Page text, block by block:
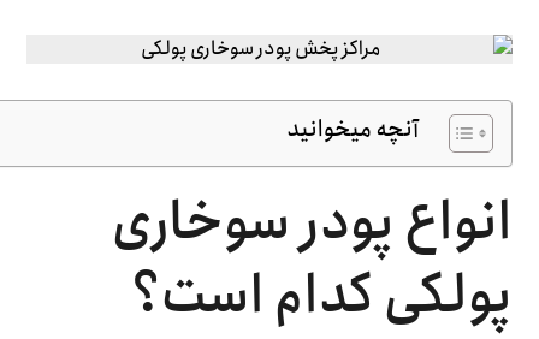
آنچه میخوانید
انواع پودر سوخاری
پولکی کدام است؟